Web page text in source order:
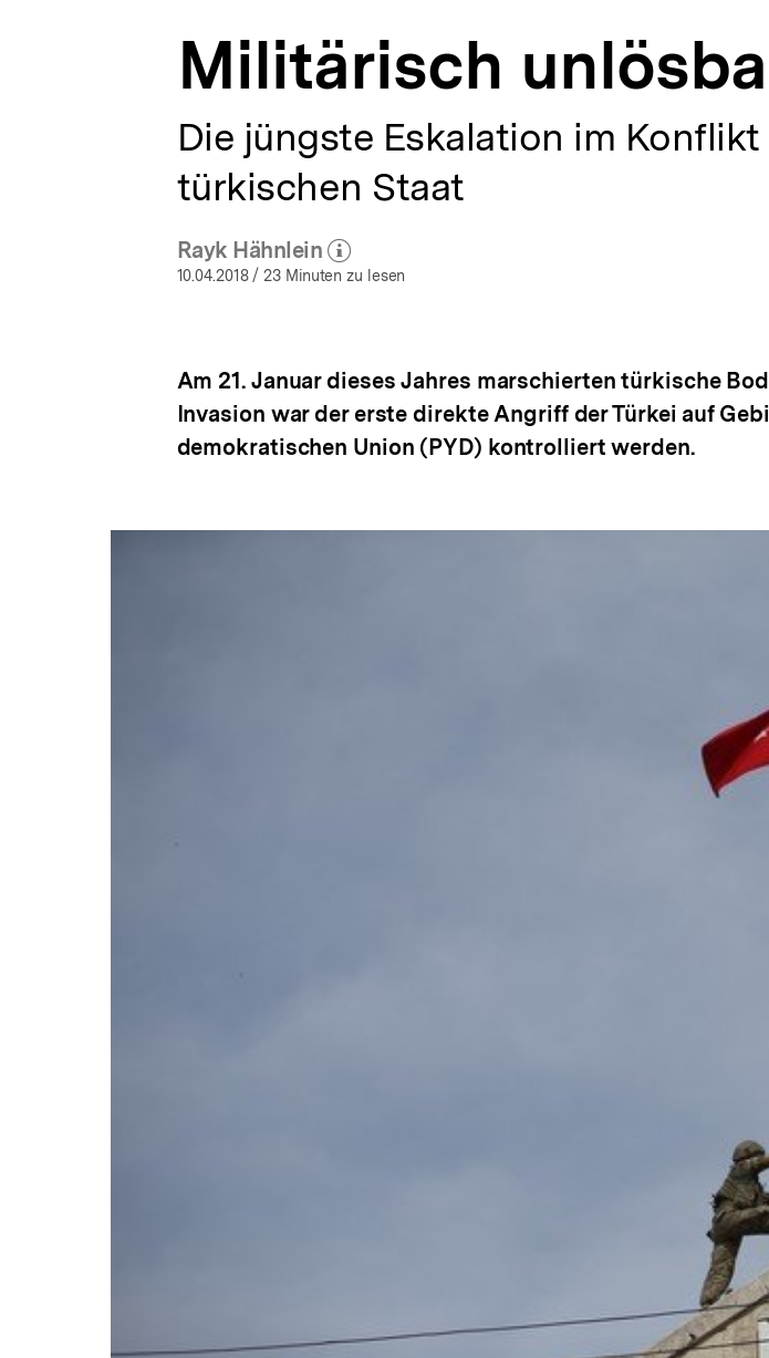
Militärisch
Die jüngste Eskalation im
türkischen Staat
Rayk Hähnlein
(Mehr zum Autor)
öffnen
10.04.2018/ 23 Minuten zu lesen
Am 21. Januar dieses Jahres marschierten türkische
Invasion war der erste direkte Angriff der Türkei auf
demokratischen Union (PYD) kontrolliert werden.